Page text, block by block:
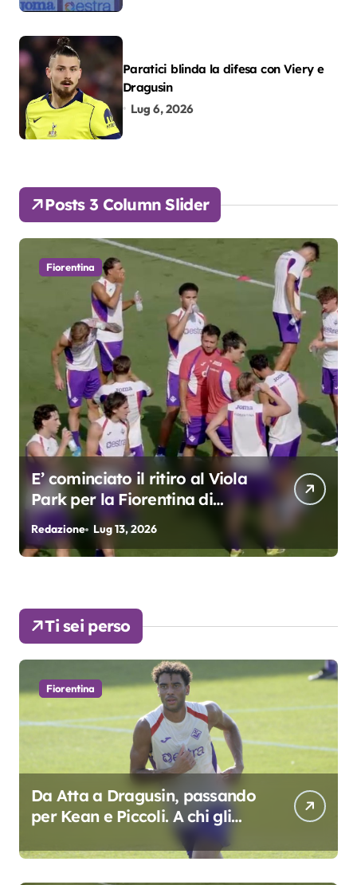
Paratici blinda la difesa con Viery e
Dragusin
Lug 6, 2026
Posts 3 Column Slider
al Viola
Fiorentina
Grosso: “Giocheremo
3. Kean e Fagioli
fondamentali. Atta
Lug 9, 2026
Ti sei perso
Fiorentina
Da Atta a Dragusin, passando
per Kean e Piccoli. A chi gli
oscar del precampionato?